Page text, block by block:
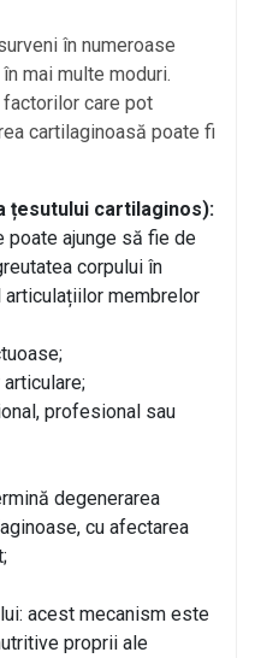
în numeroase
mai multe moduri.
care pot
cartilaginoasă poate fi
țesutului cartilaginos):
poate ajunge să fie de
corpului în
articulațiilor membrelor
profesional sau
degenerarea
cu afectarea
acest mecanism este
proprii ale